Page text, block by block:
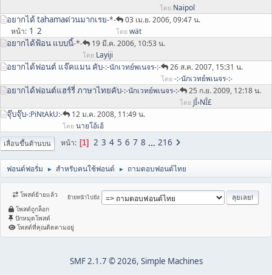
โดย Naipol
อยากได้ tahamaด่วนมากเรย
หน้า 1 2
-*- 03 เม.ย. 2006, 09:47 น.
โดย wät
อยากได้ฟ้อน แบบนี้-*- 19 มี.ค. 2006, 10:53 น.
โดย Layiji
อยากได้ฟอนต์ แจ๊คแมน คับ-:-นักเวทย์พเนจร-:- 26 ส.ค. 2007, 15:31 น.
โดย -:-นักเวทย์พเนจร-:-
อยากได้ฟอนต์แฮร์รี่ ภาษาไทยคับ-:-นักเวทย์พเนจร-:- 25 ก.ย. 2009, 12:18 น.
โดย JÎ›NÎ£
จุ๊บจุ๊บ-:PiNtAkU:- 12 ม.ค. 2008, 11:49 น.
โดย นายโอ้เอ้
เลื่อนขึ้นด้านบน หน้า 1 2 3 4 5 6 7 8 ... 216
ฟอนต์ฟอรั่ม ► สำหรับคนใช้ฟอนต์ ► ถามตอบฟอนต์ไทย
ย้ายหน้าไปยัง
โพสต์ย้ายแล้ว
โพสต์ถูกล็อก
ปักหมุดโพสต์
โพสต์ที่คุณติดตามอยู่
SMF 2.1.7 © 2026, Simple Machines